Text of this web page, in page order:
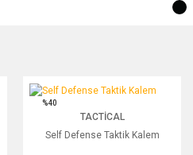
Self Defense Taktik Kalem
%40
TACTICAL
Self Defense Taktik Kalem